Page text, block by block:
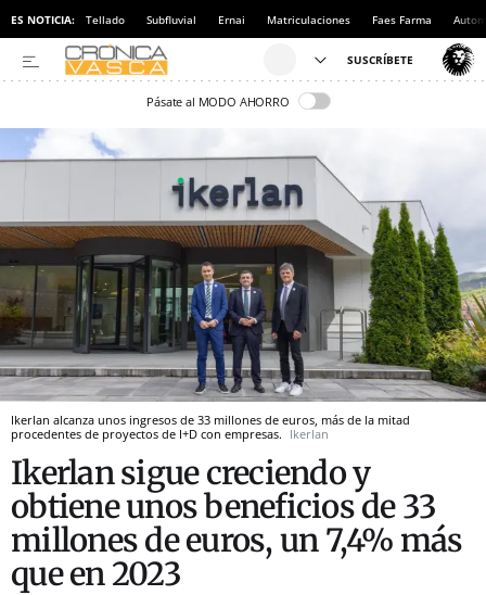
ES NOTICIA: Tellado Subfluvial Ernai Matriculaciones Faes Farma
Pásate al MODO AHORRO
Ikerlan alcanza unos ingresos de 33 millones de euros, más de la mitad
procedentes de proyectos de I+D con empresas. Ikerlan
Ikerlan sigue creciendo y
obtiene unos beneficios de 33
millones de euros, un 7,4% más
que en 2023